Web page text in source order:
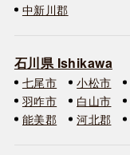
中新川郡
石川県 Ishikawa
七尾市 小松市
羽咋市
白山市
能美郡
河北郡